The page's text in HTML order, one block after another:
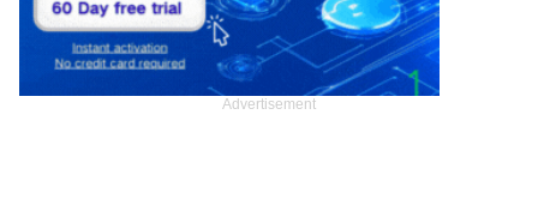
Advertisement